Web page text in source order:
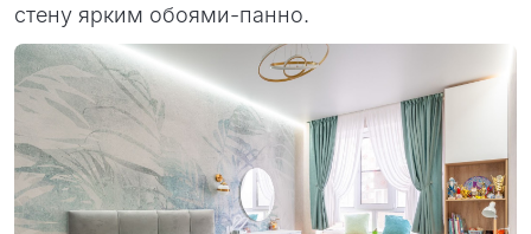
стену ярким обоями-панно.